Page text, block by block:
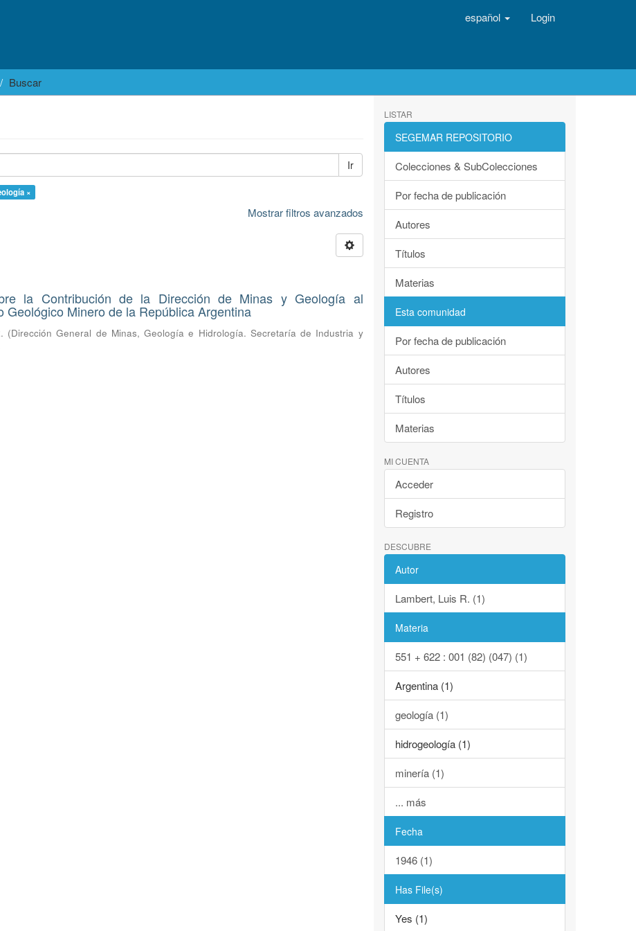
español Login
Buscar
Ir
×
Mostrar filtros avanzados
la Contribución de la Dirección de Minas y Geología al
Geológico Minero de la República Argentina
(Dirección General de Minas, Geología e Hidrología. Secretaría de Industria y
LISTAR
SEGEMAR REPOSITORIO
Colecciones & SubColecciones
Por fecha de publicación
Autores
Títulos
Materias
Esta comunidad
Por fecha de publicación
Autores
Títulos
Materias
MI CUENTA
Acceder
Registro
DESCUBRE
Autor
Lambert, Luis R. (1)
Materia
551 + 622 : 001 (82) (047) (1)
Argentina (1)
geología (1)
hidrogeología (1)
minería (1)
... más
Fecha
1946 (1)
Has File(s)
Yes (1)